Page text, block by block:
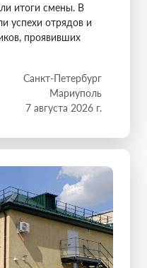
итоги смены. В
успехи отрядов и
проявивших
Санкт-Петербург
Мариуполь
7 августа 2026 г.